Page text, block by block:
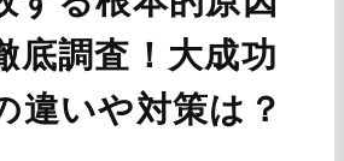
底調査！大成功
違いや対策は？